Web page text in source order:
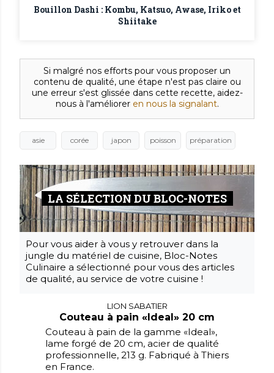
Bouillon Dashi : Kombu, Katsuo, Awase, Iriko et
Shiitake
Si malgré nos efforts pour vous proposer un
contenu de qualité, une étape n'est pas claire ou
une erreur s'est glissée dans cette recette, aidez-
nous à l'améliorer en nous la signalant.
asie corée japon poisson préparation
LA SÉLECTION DU BLOC-NOTES
Pour vous aider à vous y retrouver dans la
jungle du matériel de cuisine, Bloc-Notes
Culinaire a sélectionné pour vous des articles
de qualité, au service de votre cuisine !
LION SABATIER
Couteau à pain «Ideal» 20 cm
Couteau à pain de la gamme «Ideal»,
lame forgé de 20 cm, acier de qualité
professionnelle, 213 g. Fabriqué à Thiers
en France.